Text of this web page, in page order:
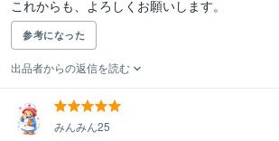
参考になった
出品者からの返信を読む
みんみん25